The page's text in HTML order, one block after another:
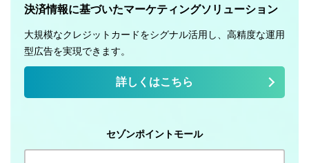
決済情報に基づいたマーケティングソリューション
大規模なクレジットカードをシグナル活用し、高精度な運用
型広告を実現できます。
詳しくはこちら
セゾンポイントモール